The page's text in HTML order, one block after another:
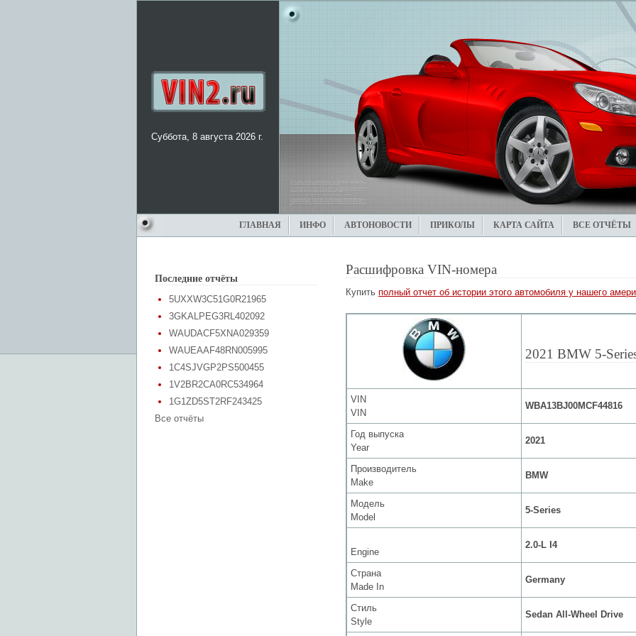
Суббота, 8 августа 2026 г.
ГЛАВНАЯ ИНФО АВТОНОВОСТИ ПРИКОЛЫ КАРТА САЙТА ВСЕ ОТЧЁТЫ
Последние отчёты
5UXXW3C51G0R21965
3GKALPEG3RL402092
WAUDACF5XNA029359
WAUEAAF48RN005995
1C4SJVGP2PS500455
1V2BR2CA0RC534964
1G1ZD5ST2RF243425
Все отчёты
Расшифровка VIN-номера
Купить полный отчет об истории этого автомобиля у нашего
2021 BMW 5-
VIN
VIN
WBA13BJ00MCF44816
Год выпуска
Year
2021
Производитель
Make
BMW
Модель
Model
5-Series
Engine
2.0-L I4
Страна
Made In
Germany
Стиль
Style
Sedan All-Wheel Drive